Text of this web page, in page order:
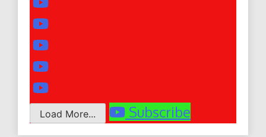
Load More... Subscribe